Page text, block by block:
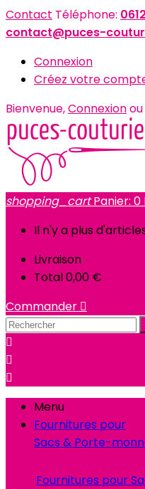
Contact Téléphone:
contact@puces-
Connexion
Créez votre
Bienvenue,Connexionou
shopping_cart Panier: 0
Il n'y a plus
Livraison
Total0,00 €
Commander 



Menu
Fournitures pour
Sacs & Porte-
Fournitures pour